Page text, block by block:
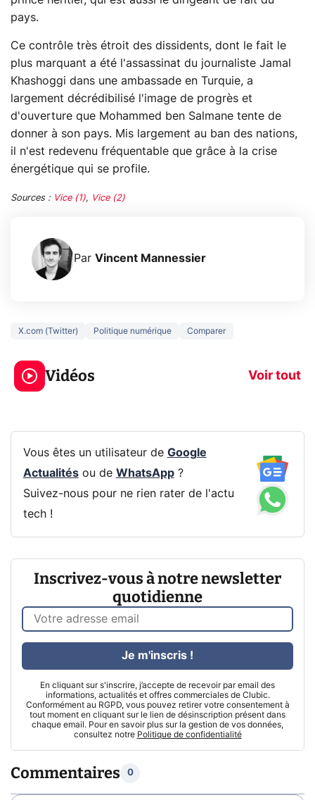
pays.
Ce contrôle très étroit des dissidents, dont le fait le
plus marquant a été l'assassinat du journaliste Jamal
Khashoggi dans une ambassade en Turquie, a
largement décrédibilisé l'image de progrès et
d'ouverture que Mohammed ben Salmane tente de
donner à son pays. Mis largement au ban des nations,
il n'est redevenu fréquentable que grâce à la crise
énergétique qui se profile.
Sources : Vice (1), Vice (2)
Par Vincent Mannessier
X.com (Twitter) Politique numérique Comparer
Vidéos Voir tout
3 écrans en 1 pour
319€ ? Voici L'AOC
CQ32G4ZA !
5 générations
prochaine
Vous êtes un utilisateur de Google
Actualitésou de WhatsApp?
Suivez-nous pour ne rien rater de l'actu
tech !
Inscrivez-vous à notre newsletter
quotidienne
En cliquant sur s'inscrire, j’accepte de recevoir par email des
informations, actualités et offres commerciales de Clubic.
Conformément au RGPD, vous pouvez retirer votre consentement à
tout moment en cliquant sur le lien de désinscription présent dans
chaque email. Pour en savoir plus sur la gestion de vos données,
consultez notre Politique de confidentialité
Je m'inscris !
Commentaires 0